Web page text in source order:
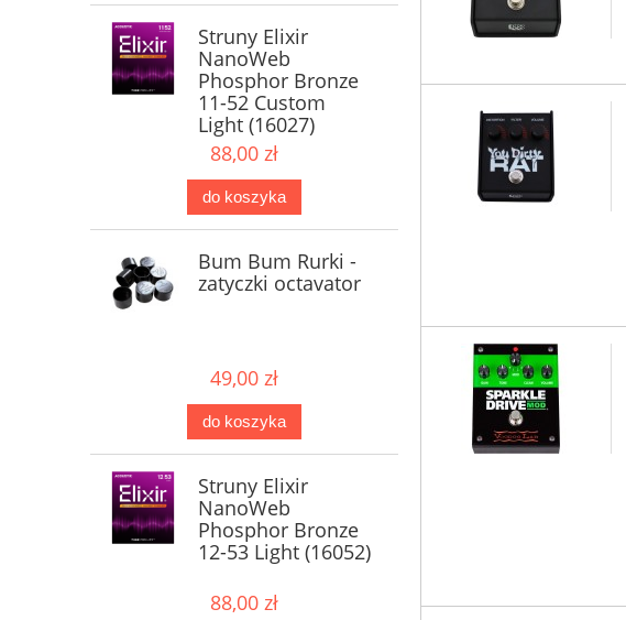
Struny Elixir
NanoWeb
Phosphor Bronze
11-52 Custom
Light (16027)
88,00 zł
do koszyka
Bum Bum Rurki -
zatyczki octavator
49,00 zł
do koszyka
Struny Elixir
NanoWeb
Phosphor Bronze
12-53 Light (16052)
88,00 zł